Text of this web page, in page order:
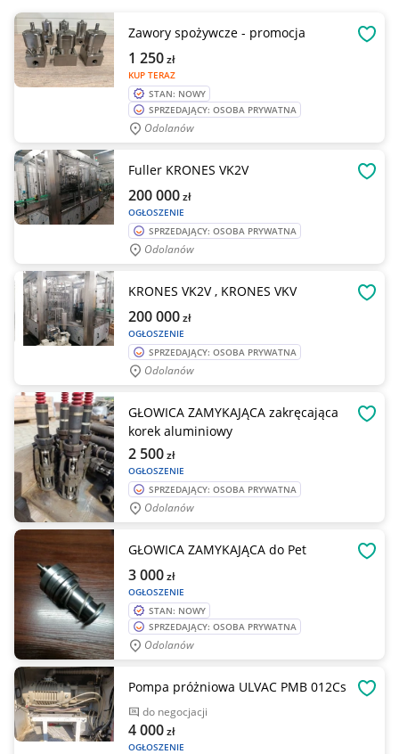
Zawory spożywcze - promocja
KUP TERAZ
1 250zł
STAN: NOWY
SPRZEDAJĄCY: OSOBA PRYWATNA
Odolanów
Fuller KRONES VK2V
OGŁOSZENIE
200 000zł
SPRZEDAJĄCY: OSOBA PRYWATNA
Odolanów
KRONES VK2V , KRONES VKV
OGŁOSZENIE
200 000zł
SPRZEDAJĄCY: OSOBA PRYWATNA
Odolanów
GŁOWICA ZAMYKAJĄCA zakręcająca
korek aluminiowy
OGŁOSZENIE
2 500zł
SPRZEDAJĄCY: OSOBA PRYWATNA
Odolanów
GŁOWICA ZAMYKAJĄCA do Pet
OGŁOSZENIE
3 000zł
STAN: NOWY
SPRZEDAJĄCY: OSOBA PRYWATNA
Odolanów
Pompa próżniowa ULVAC PMB 012Cs
do negocjacji
OGŁOSZENIE
4 000zł